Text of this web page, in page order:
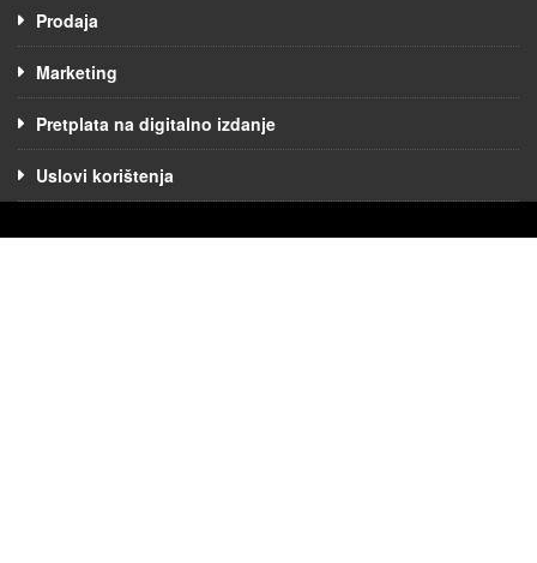
Prodaja
Marketing
Pretplata na digitalno izdanje
Uslovi korištenja